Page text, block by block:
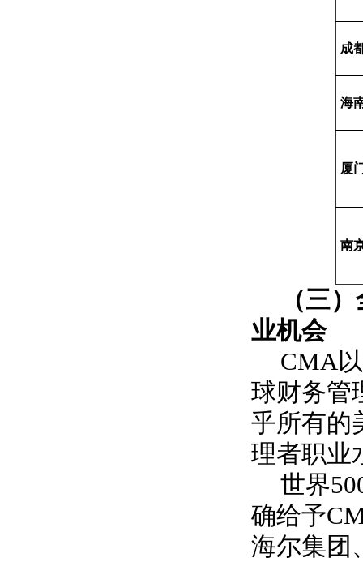
成
海
厦
南
（三
业机会
CMA
球财务管
乎所有的
理者职业
世界
确给予
海尔集团